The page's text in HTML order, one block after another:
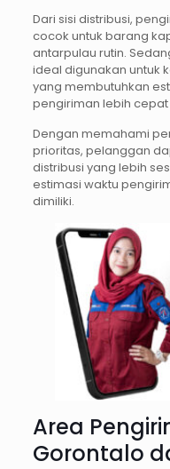
Dari sisi distribusi,
cocok untuk barang
antarpulau rutin.
ideal digunakan untuk
yang membutuhkan
pengiriman lebih cepat
Dengan memahami
prioritas, pelanggan
distribusi yang lebih
estimasi waktu
dimiliki.
Area
Gorontalo